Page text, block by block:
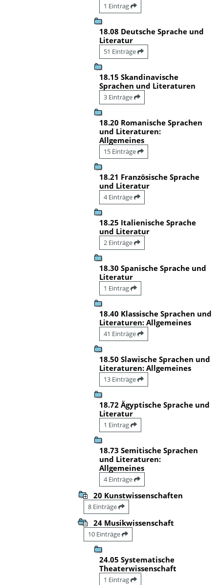
1 Eintrag
18.08 Deutsche Sprache und
Literatur
51 Einträge
18.15 Skandinavische
Sprachen und Literaturen
3 Einträge
18.20 Romanische Sprachen
und Literaturen:
Allgemeines
15 Einträge
18.21 Französische Sprache
und Literatur
4 Einträge
18.25 Italienische Sprache
und Literatur
2 Einträge
18.30 Spanische Sprache und
Literatur
1 Eintrag
18.40 Klassische Sprachen und
Literaturen: Allgemeines
41 Einträge
18.50 Slawische Sprachen und
Literaturen: Allgemeines
13 Einträge
18.72 Ägyptische Sprache und
Literatur
1 Eintrag
18.73 Semitische Sprachen
und Literaturen:
Allgemeines
4 Einträge
20 Kunstwissenschaften
8 Einträge
24 Musikwissenschaft
10 Einträge
24.05 Systematische
Theaterwissenschaft
1 Eintrag